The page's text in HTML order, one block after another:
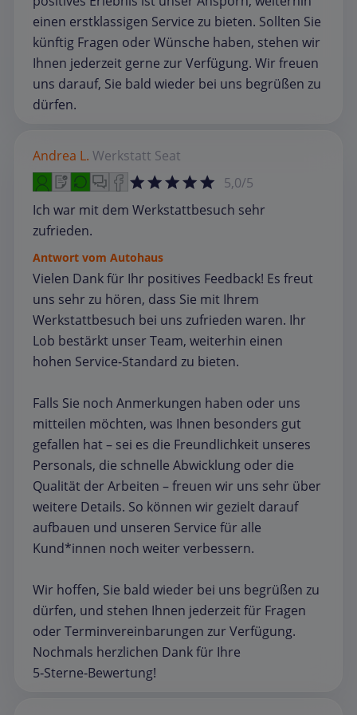
einen erstklassigen Service zu bieten. Sollten Sie
künftig Fragen oder Wünsche haben, stehen wir
Ihnen jederzeit gerne zur Verfügung. Wir freuen
uns darauf, Sie bald wieder bei uns begrüßen zu
dürfen.
Andrea L. Werkstatt Seat
5,0/5
Ich war mit dem Werkstattbesuch sehr
zufrieden.
Antwort vom Autohaus
Vielen Dank für Ihr positives Feedback! Es freut
uns sehr zu hören, dass Sie mit Ihrem
Werkstattbesuch bei uns zufrieden waren. Ihr
Lob bestärkt unser Team, weiterhin einen
hohen Service‑Standard zu bieten.
Falls Sie noch Anmerkungen haben oder uns
mitteilen möchten, was Ihnen besonders gut
gefallen hat – sei es die Freundlichkeit unseres
Personals, die schnelle Abwicklung oder die
Qualität der Arbeiten – freuen wir uns sehr über
weitere Details. So können wir gezielt darauf
aufbauen und unseren Service für alle
Kund*innen noch weiter verbessern.
Wir hoffen, Sie bald wieder bei uns begrüßen zu
dürfen, und stehen Ihnen jederzeit für Fragen
oder Terminvereinbarungen zur Verfügung.
Nochmals herzlichen Dank für Ihre
5‑Sterne‑Bewertung!